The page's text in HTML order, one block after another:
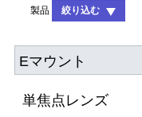
製品 絞り込む
Eマウント
単焦点レンズ